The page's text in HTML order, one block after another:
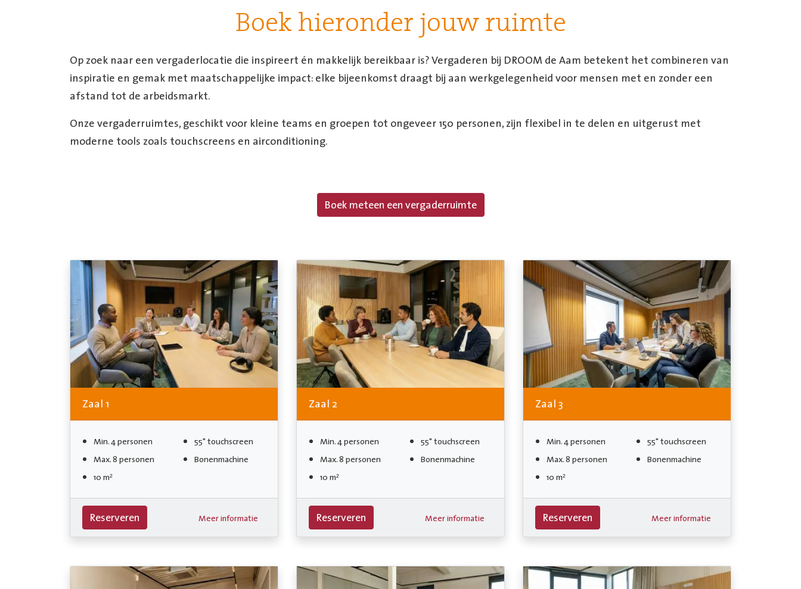
Boek hieronder jouw ruimte
Op zoek naar een vergaderlocatie die inspireert én makkelijk bereikbaar is? Vergaderen bij DROOM de Aam betekent het combineren van
inspiratie en gemak met maatschappelijke impact: elke bijeenkomst draagt bij aan werkgelegenheid voor mensen met en zonder een
afstand tot de arbeidsmarkt.
Onze vergaderruimtes, geschikt voor kleine teams en groepen tot ongeveer 150 personen, zijn flexibel in te delen en uitgerust met
moderne tools zoals touchscreens en airconditioning.
Boek meteen een vergaderruimte
Zaal 1
Min. 4 personen
Max. 8 personen
10 m²
55" touchscreen
Bonenmachine
Reserveren Meer informatie
Zaal 2
Min. 4 personen
Max. 8 personen
10 m²
55" touchscreen
Bonenmachine
Reserveren Meer informatie
Zaal 3
Min. 4 personen
Max. 8 personen
10 m²
55" touchscreen
Bonenmachine
Reserveren Meer informatie